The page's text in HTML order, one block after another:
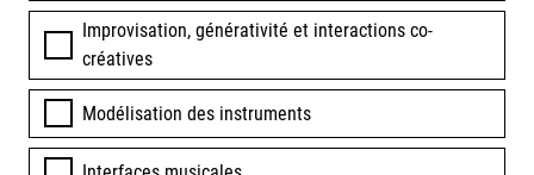
Improvisation, générativité et interactions co-
créatives
Modélisation des instruments